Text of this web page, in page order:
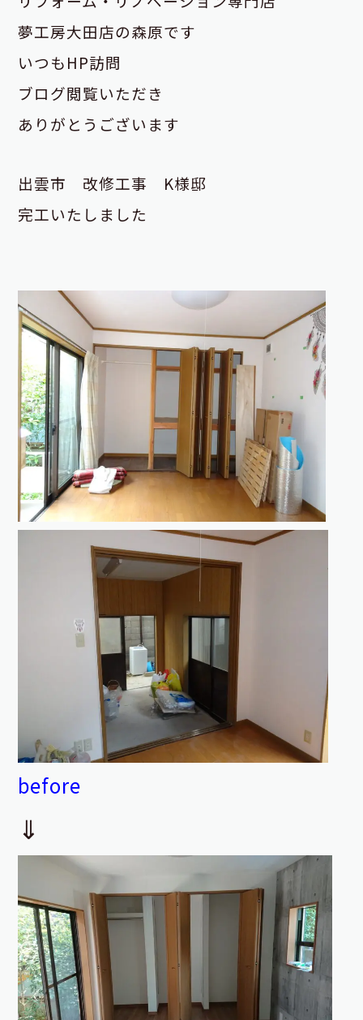
夢工房大田店の森原です
いつもHP訪問
ブログ閲覧いただき
ありがとうございます
出雲市 改修工事 K様邸
完工いたしました
before
⇓